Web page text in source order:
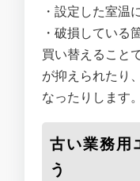
・設定した室温
・破損している
買い替えること
が抑えられたり
なったりします。
古い業務用
う